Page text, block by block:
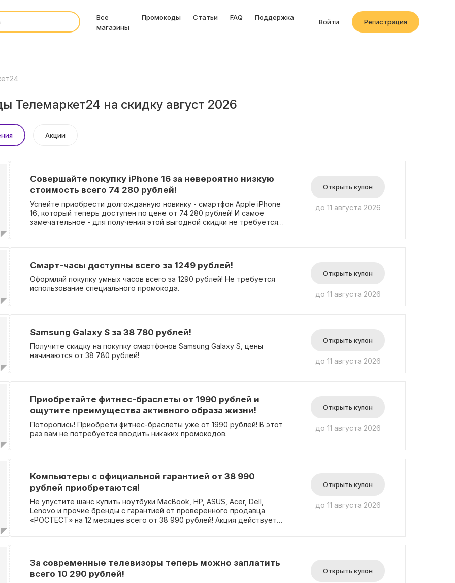
Все
магазины
Промокоды Статьи FAQ Поддержка
Войти Регистрация
Телемаркет24 на скидку август 2026
Акции
Совершайте покупку iPhone 16 за невероятно низкую
стоимость всего 74 280 рублей!
Успейте приобрести долгожданную новинку - смартфон Apple iPhone
16, который теперь доступен по цене от 74 280 рублей! И самое
замечательное - для получения этой выгодной скидки не требуется
Открыть купон
до 11 августа 2026
Смарт-часы доступны всего за 1249 рублей!
Оформляй покупку умных часов всего за 1290 рублей! Не требуется
использование специального промокода.
Открыть купон
до 11 августа 2026
Samsung Galaxy S за 38 780 рублей!
Получите скидку на покупку смартфонов Samsung Galaxy S, цены
начинаются от 38 780 рублей!
Открыть купон
до 11 августа 2026
Приобретайте фитнес-браслеты от 1990 рублей и
ощутите преимущества активного образа жизни!
Поторопись! Приобрети фитнес-браслеты уже от 1990 рублей! В этот
раз вам не потребуется вводить никаких промокодов.
Открыть купон
до 11 августа 2026
Компьютеры с официальной гарантией от 38 990
рублей приобретаются!
Не упустите шанс купить ноутбуки MacBook, HP, ASUS, Acer, Dell,
Lenovo и прочие бренды с гарантией от проверенного продавца
«РОСТЕСТ» на 12 месяцев всего от 38 990 рублей! Акция действует
Открыть купон
до 11 августа 2026
За современные телевизоры теперь можно заплатить
всего 10 290 рублей!
Открыть купон